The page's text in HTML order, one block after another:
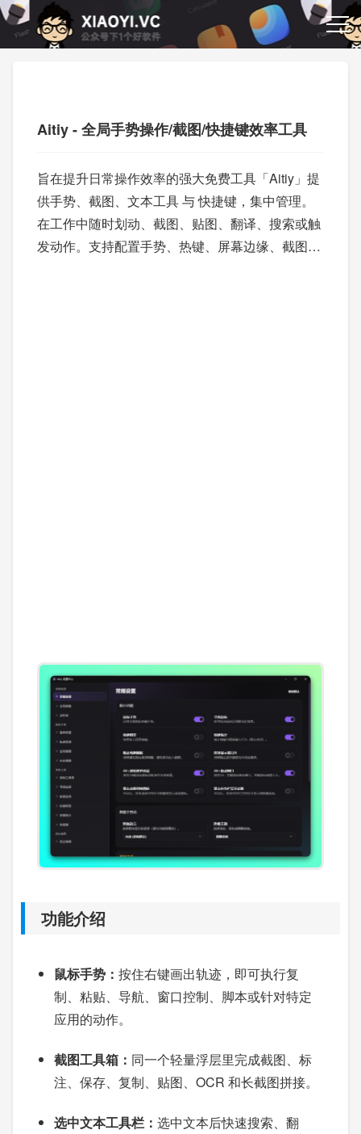
Aitiy - 全局手势操作/截图/快捷键效率工具
旨在提升日常操作效率的强大免费工具「Aitiy」提
供手势、截图、文本工具 与 快捷键，集中管理。
在工作中随时划动、截图、贴图、翻译、搜索或触
发动作。支持配置手势、热键、屏幕边缘、截图行
功能介绍
鼠标手势： 按住右键画出轨迹，即可执行复
制、粘贴、导航、窗口控制、脚本或针对特定
应用的动作。
截图工具箱： 同一个轻量浮层里完成截图、标
注、保存、复制、贴图、OCR 和长截图拼接。
选中文本工具栏： 选中文本后快速搜索、翻